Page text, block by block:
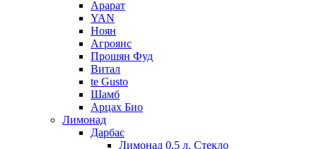
Арарат
YAN
Ноян
Агроянс
Прошян Фуд
Витал
te Gusto
Шамб
Арцах Био
Лимонад
Дарбас
Лимонад 0,5 л. Стекло